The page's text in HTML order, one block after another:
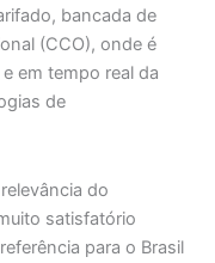
bancada de
(CCO), onde é
em tempo real da
de
do
satisfatório
para o Brasil